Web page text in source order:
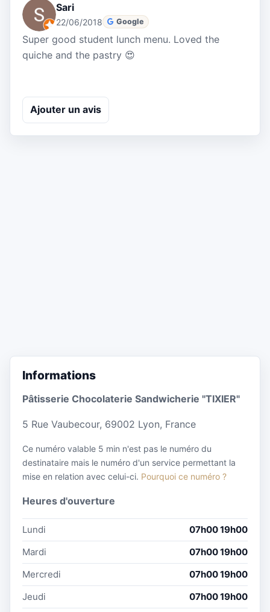
Sari
22/06/2018 Google
Super good student lunch menu. Loved the
quiche and the pastry 😍
Ajouter un avis
Informations
Pâtisserie Chocolaterie Sandwicherie "TIXIER"
5 Rue Vaubecour, 69002 Lyon, France
Ce numéro valable 5 min n'est pas le numéro du
destinataire mais le numéro d'un service permettant la
mise en relation avec celui-ci. Pourquoi ce numéro ?
Heures d'ouverture
Lundi
07h00 19h00
Mardi
07h00 19h00
Mercredi
07h00 19h00
Jeudi
07h00 19h00